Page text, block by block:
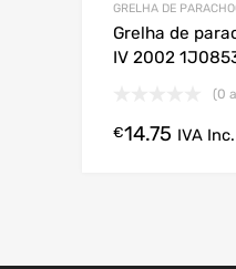
GRELHA DE
Grelha de
IV 2002
(0
€14.75 IVA Inc.